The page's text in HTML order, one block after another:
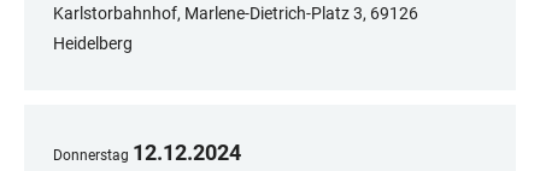
Karlstorbahnhof, Marlene-Dietrich-Platz 3, 69126
Heidelberg
Donnerstag 12.12.2024